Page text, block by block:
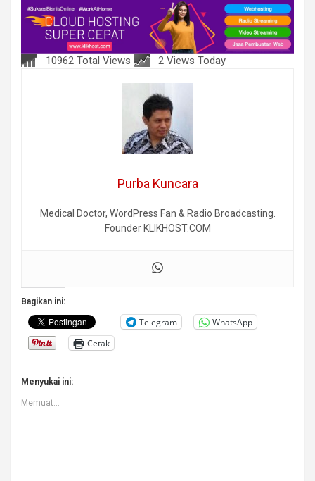
10962 Total Views 2 Views Today
Purba Kuncara
Medical Doctor, WordPress Fan & Radio Broadcasting.
Founder KLIKHOST.COM
Bagikan ini:
Telegram
WhatsApp
Cetak
Menyukai ini:
Memuat...